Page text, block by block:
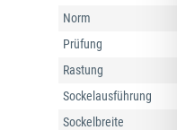
Norm
Prüfung
Rastung
Sockelausführung
Sockelbreite